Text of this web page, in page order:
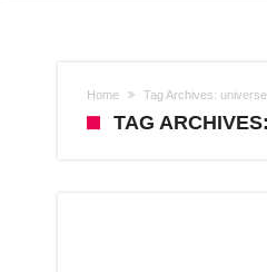
Home Tag Archives: universe
TAG